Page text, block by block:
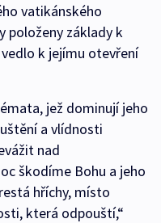
vatikánského
položeny základy k
k jejímu otevření
jež dominují jeho
a vlídnosti
nad
škodíme Bohu a jeho
hříchy, místo
která odpouští,“